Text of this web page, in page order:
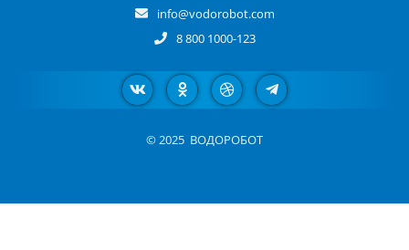
info@vodorobot.com
8 800 1000-123
© 2025 ВОДОРОБОТ